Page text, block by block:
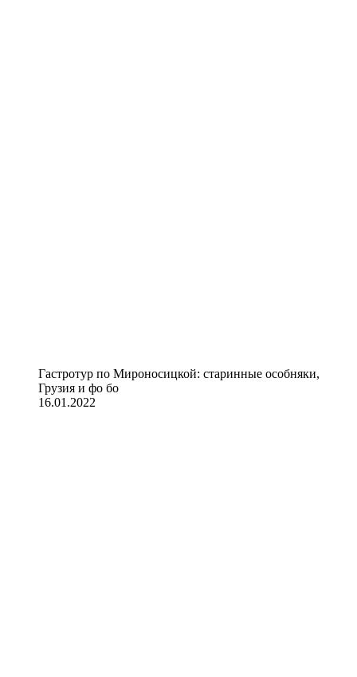
Гастротур по Мироносицкой: старинные особняки,
Грузия и фо бо
16.01.2022